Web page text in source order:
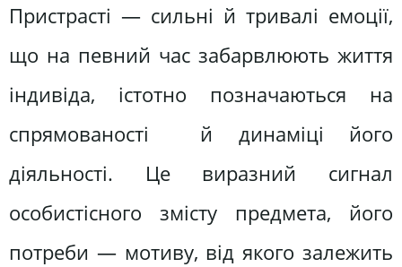
Пристрасті — сильні й тривалі емоції,
що на певний час забарвлюють життя
індивіда, істотно позначаються на
спрямованості й динаміці його
діяльності. Це виразний сигнал
особистісного змісту предмета, його
потреби — мотиву, від якого залежить